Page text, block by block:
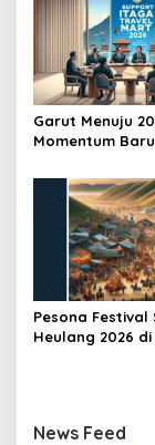
Garut Menuju
Momentum
Pesona Festival
Heulang 2026 di
News Feed